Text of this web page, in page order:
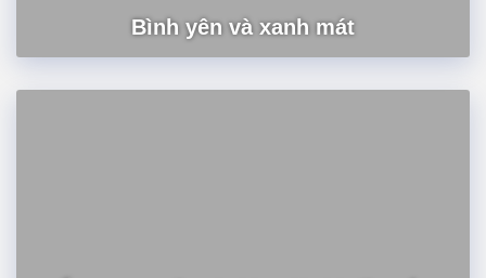
Bình yên và xanh mát